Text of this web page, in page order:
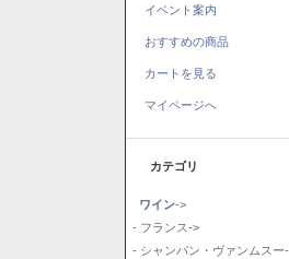
イベント案内
おすすめの商品
カートを見る
マイページへ
カテゴリ
ワイン->
- フランス->
- シャンパン・ヴァンムスー-